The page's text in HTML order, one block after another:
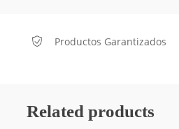
Productos Garantizados
Related products